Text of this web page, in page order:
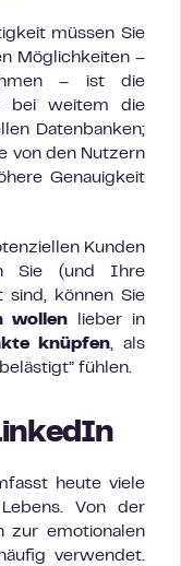
müssen Sie
Möglichkeiten –
– ist die
bei weitem die
Datenbanken;
von den Nutzern
Genauigkeit
Kunden
Sie (und Ihre
sind, können Sie
wollen lieber in
knüpfen, als
fühlen.
heute viele
Von der
zur emotionalen
verwendet.